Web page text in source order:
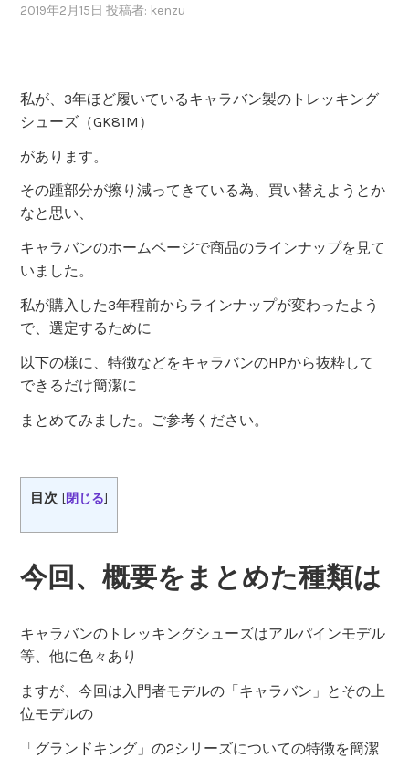
2019年2月15日 投稿者: kenzu
私が、3年ほど履いているキャラバン製のトレッキング
シューズ（GK81M）
があります。
その踵部分が擦り減ってきている為、買い替えようとか
なと思い、
キャラバンのホームページで商品のラインナップを見て
いました。
私が購入した3年程前からラインナップが変わったよう
で、選定するために
以下の様に、特徴などをキャラバンのHPから抜粋して
できるだけ簡潔に
まとめてみました。ご参考ください。
目次 [閉じる]
今回、概要をまとめた種類は
キャラバンのトレッキングシューズはアルパインモデル
等、他に色々あり
ますが、今回は入門者モデルの「キャラバン」とその上
位モデルの
「グランドキング」の2シリーズについての特徴を簡潔